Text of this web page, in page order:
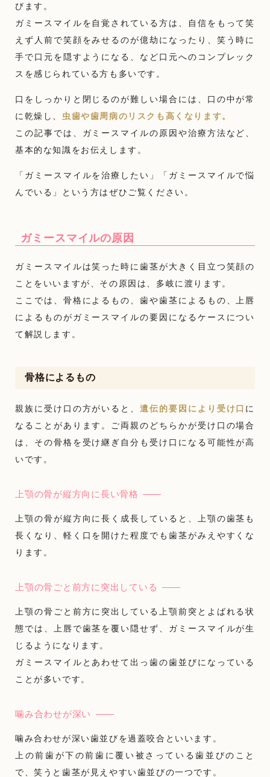
びます。
ガミースマイルを自覚されている方は、自信をもって笑
えず人前で笑顔をみせるのが億劫になったり、笑う時に
手で口元を隠すようになる、など口元へのコンプレック
スを感じられている方も多いです。
口をしっかりと閉じるのが難しい場合には、口の中が常
に乾燥し、 虫歯や歯周病のリスクも高くなります。
この記事では、ガミースマイルの原因や治療方法など、
基本的な知識をお伝えします。
「ガミースマイルを治療したい」「ガミースマイルで悩
んでいる」という方はぜひご覧ください。
ガミースマイルの原因
ガミースマイルは笑った時に歯茎が大きく目立つ笑顔の
ことをいいますが、その原因は、多岐に渡ります。
ここでは、骨格によるもの、歯や歯茎によるもの、上唇
によるものがガミースマイルの要因になるケースについ
て解説します。
骨格によるもの
親族に受け口の方がいると、遺伝的要因により受け口 に
なることがあります。ご両親のどちらかが受け口の場合
は、その骨格を受け継ぎ自分も受け口になる可能性が高
いです。
上顎の骨が縦方向に長い骨格
上顎の骨が縦方向に長く成長していると、上顎の歯茎も
長くなり、軽く口を開けた程度でも歯茎がみえやすくな
ります。
上顎の骨ごと前方に突出している
上顎の骨ごと前方に突出している上顎前突とよばれる状
態では、上唇で歯茎を覆い隠せず、ガミースマイルが生
じるようになります。
ガミースマイルとあわせて出っ歯の歯並びになっている
ことが多いです。
噛み合わせが深い
噛み合わせが深い歯並びを過蓋咬合といいます。
上の前歯が下の前歯に覆い被さっている歯並びのこと
で、笑うと歯茎が見えやすい歯並びの一つです。